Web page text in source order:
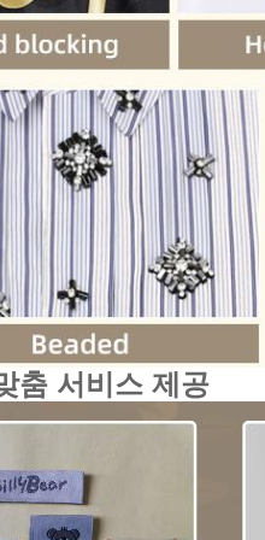
춤 서비스 제공